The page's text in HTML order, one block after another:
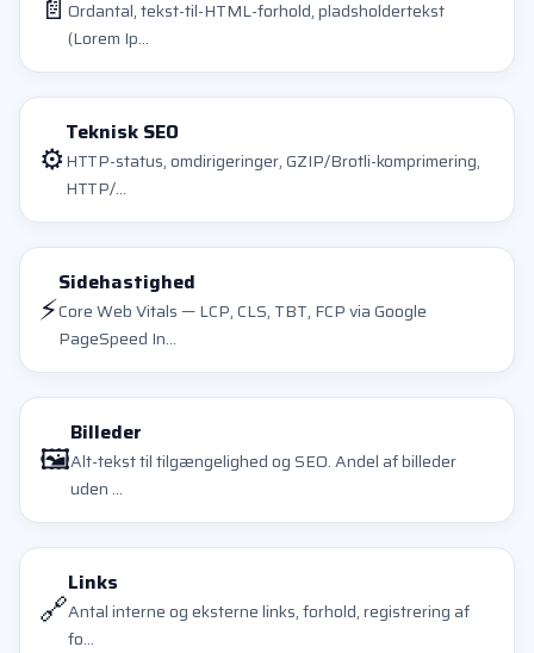
Ordantal, tekst-til-HTML-forhold, pladsholdertekst
(Lorem Ip...
⚙️
Teknisk SEO
HTTP-status, omdirigeringer, GZIP/Brotli-komprimering,
HTTP/...
⚡
Sidehastighed
Core Web Vitals — LCP, CLS, TBT, FCP via Google
PageSpeed In...
🖼️
Billeder
Alt-tekst til tilgængelighed og SEO. Andel af billeder
uden ...
🔗
Links
Antal interne og eksterne links, forhold, registrering af
fo...